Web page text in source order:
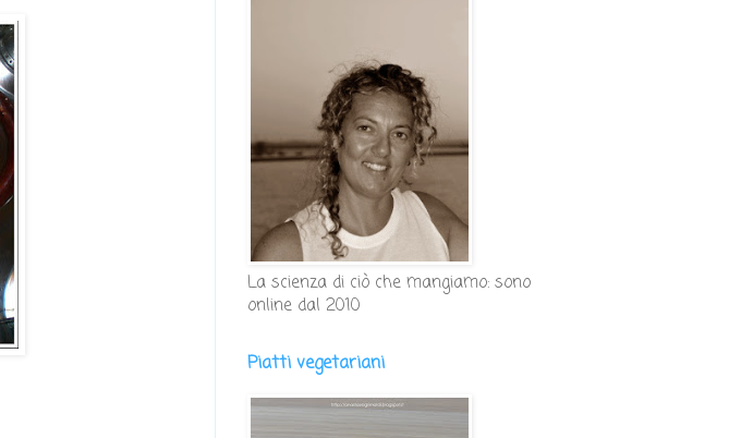
La scienza di ciò che mangiamo: sono
online dal 2010
Piatti vegetariani